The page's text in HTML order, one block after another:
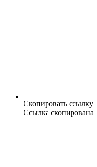
Скопировать ссылку
Ссылка скопирована